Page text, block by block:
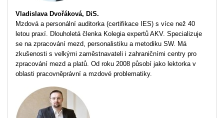
Vladislava Dvořáková, DiS.
Mzdová a personální auditorka (certifikace IES) s více než 40
letou praxí. Dlouholetá členka Kolegia expertů AKV. Specializuje
se na zpracování mezd, personalistiku a metodiku SW. Má
zkušenosti s velkými zaměstnavateli i zahraničními centry pro
zpracování mezd a platů. Od roku 2008 působí jako lektorka v
oblasti pracovněprávní a mzdové problematiky.